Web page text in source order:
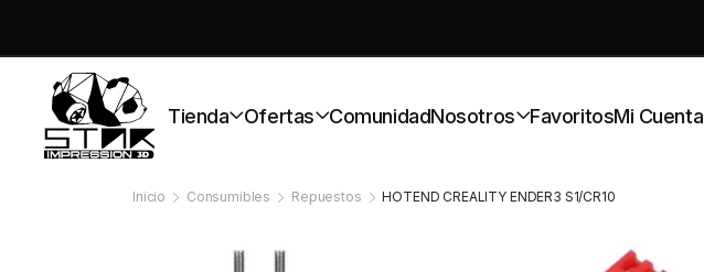
Tienda Ofertas ComunidadNosotros FavoritosMi Cuenta
Inicio Consumibles Repuestos HOTEND CREALITY ENDER3 S1/CR10